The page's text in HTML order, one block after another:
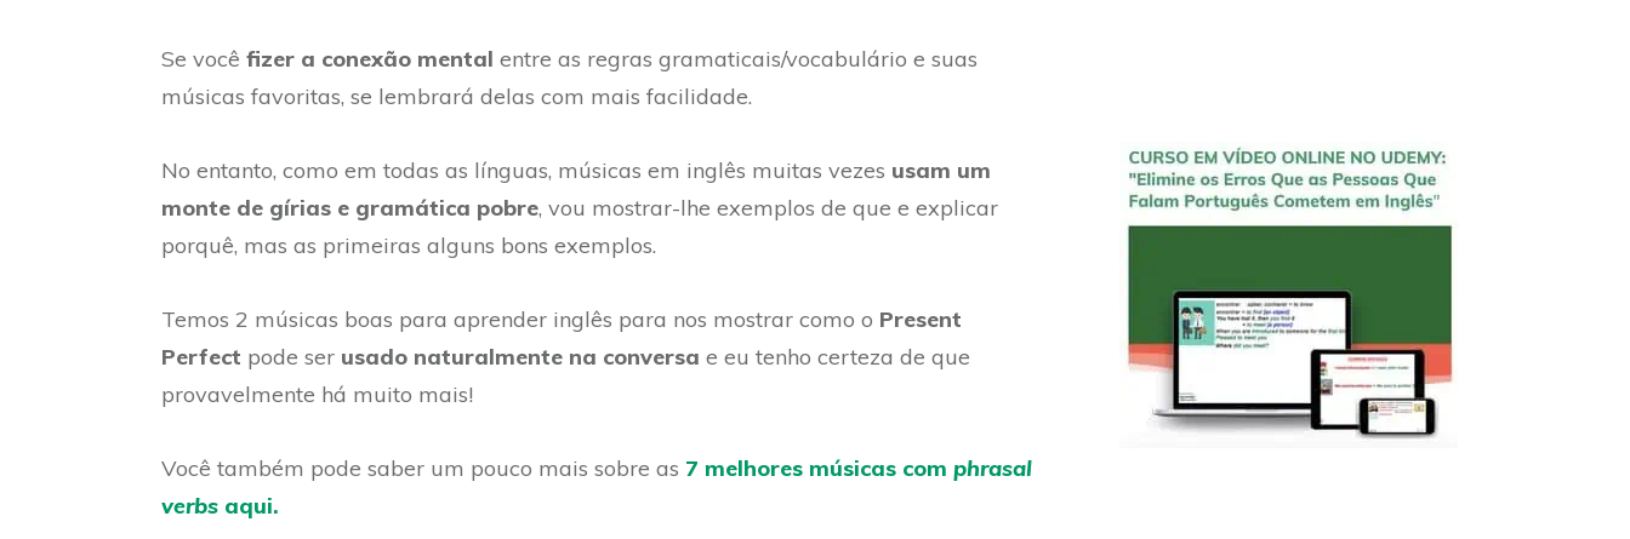
Se você fizer a conexão mental entre as regras gramaticais/vocabulário e suas
músicas favoritas, se lembrará delas com mais facilidade.
No entanto, como em todas as línguas, músicas em inglês muitas vezes usam um
monte de gírias e gramática pobre, vou mostrar-lhe exemplos de que e explicar
porquê, mas as primeiras alguns bons exemplos.
Temos 2 músicas boas para aprender inglês para nos mostrar como o Present
Perfect pode ser usado naturalmente na conversa e eu tenho certeza de que
provavelmente há muito mais!
Você também pode saber um pouco mais sobre as 7 melhores músicas com phrasal
verbs aqui.